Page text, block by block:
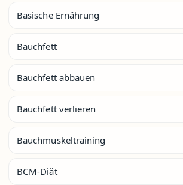
Basische Ernährung
Bauchfett
Bauchfett abbauen
Bauchfett verlieren
Bauchmuskeltraining
BCM-Diät